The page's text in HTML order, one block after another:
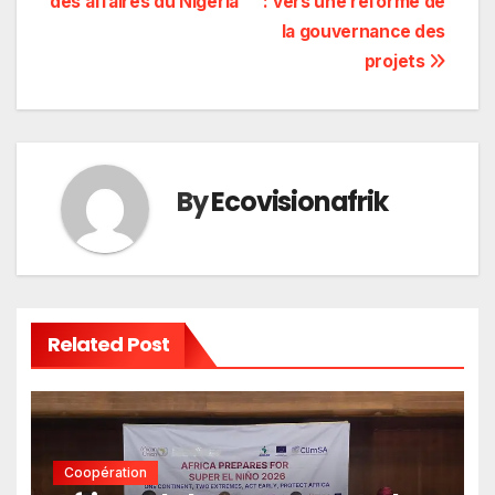
de
la gouvernance des
projets
ByEcovisionafrik
Related Post
Coopération